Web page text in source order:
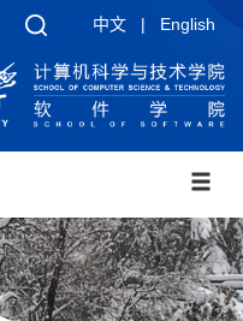
中文 | English